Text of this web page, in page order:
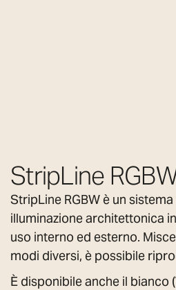
StripLine
StripLine RGBW è un
illuminazione architettonica
uso interno ed esterno.
modi diversi, è possibile
È disponibile anche il bianco